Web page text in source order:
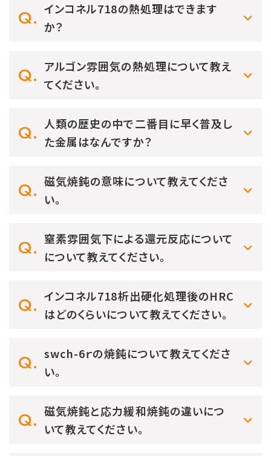
インコネル718の熱処理はできます
か？
アルゴン雰囲気の熱処理について教え
てください。
人類の歴史の中で二番目に早く普及し
た金属はなんですか？
磁気焼鈍の意味について教えてくださ
い。
窒素雰囲気下による還元反応について
について教えてください。
インコネル718析出硬化処理後のHRC
はどのくらいについて教えてください。
swch-6ｒの焼鈍について教えてくださ
い。
磁気焼鈍と応力緩和焼鈍の違いにつ
いて教えてください。